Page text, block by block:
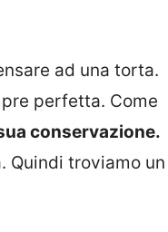
ad una torta.
perfetta. Come
conservazione.
Quindi troviamo un